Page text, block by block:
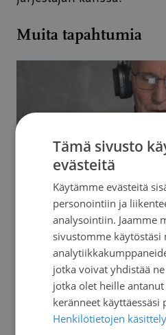
Muita tapahtumia
13.08. - 10.12.2026. Seuraava:
Etelä-Suomen Syöpäyhdistys
Vertaisryhmä
syöpää sairastaville
Tämä sivusto
evästeitä
Käytämme evästeitä
personointiin ja
analysointiin. Jaamme
sivustomme käytöstäsi
jotka voivat yhdistää
jotka olet heille
keränneet käyttäessäsi
Henkilötietojen